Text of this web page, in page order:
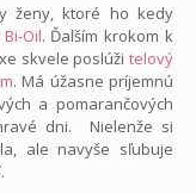
ženy, ktoré ho kedy
Oil. Ďalším krokom k
skvele poslúži telový
. Má úžasne príjemnú
a pomarančových
dni. Nielenže si
ale navyše sľubuje